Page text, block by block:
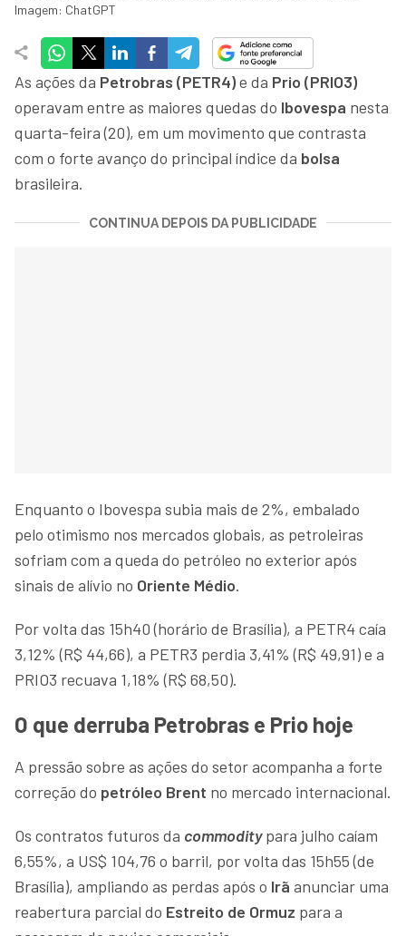
Imagem: ChatGPT
As ações da Petrobras (PETR4)e da Prio (PRIO3)
operavam entre as maiores quedas do Ibovespa nesta
quarta-feira (20), em um movimento que contrasta
com o forte avanço do principal índice da bolsa
brasileira.
CONTINUA DEPOIS DA PUBLICIDADE
Enquanto o Ibovespa subia mais de 2%, embalado
pelo otimismo nos mercados globais, as petroleiras
sofriam com a queda do petróleo no exterior após
sinais de alívio no Oriente Médio.
Por volta das 15h40 (horário de Brasília), a PETR4 caía
3,12% (R$ 44,66), a PETR3 perdia 3,41% (R$ 49,91) e a
PRIO3 recuava 1,18% (R$ 68,50).
O que derruba Petrobras e Prio hoje
A pressão sobre as ações do setor acompanha a forte
correção do petróleo Brent no mercado internacional.
Os contratos futuros da commoditypara julho caíam
6,55%, a US$ 104,76 o barril, por volta das 15h55 (de
Brasília), ampliando as perdas após o Irã anunciar uma
reabertura parcial do Estreito de Ormuz para a